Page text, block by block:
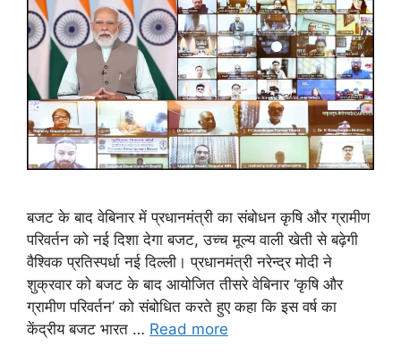
बजट के बाद वेबिनार में प्रधानमंत्री का संबोधन कृषि और ग्रामीण
परिवर्तन को नई दिशा देगा बजट, उच्च मूल्य वाली खेती से बढ़ेगी
वैश्विक प्रतिस्पर्धा नई दिल्ली। प्रधानमंत्री नरेन्द्र मोदी ने
शुक्रवार को बजट के बाद आयोजित तीसरे वेबिनार ‘कृषि और
ग्रामीण परिवर्तन’ को संबोधित करते हुए कहा कि इस वर्ष का
केंद्रीय बजट भारत … Read more